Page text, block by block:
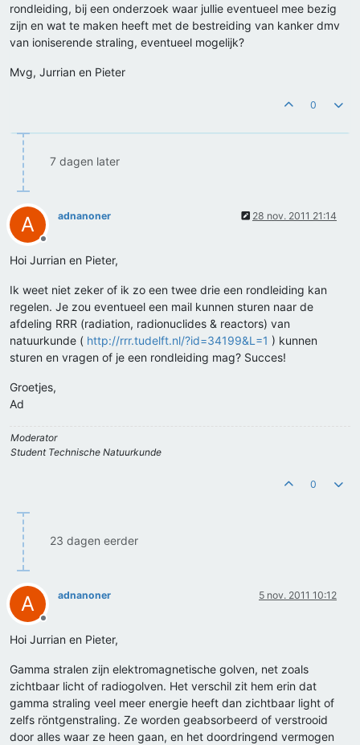
rondleiding, bij een onderzoek waar jullie eventueel mee bezig
zijn en wat te maken heeft met de bestreiding van kanker dmv
van ioniserende straling, eventueel mogelijk?
Mvg, Jurrian en Pieter
0
7 dagen later
A
Offline
adnanoner 28 nov. 2011 21:14
Hoi Jurrian en Pieter,
Ik weet niet zeker of ik zo een twee drie een rondleiding kan
regelen. Je zou eventueel een mail kunnen sturen naar de
afdeling RRR (radiation, radionuclides & reactors) van
natuurkunde ( http://rrr.tudelft.nl/?id=34199&L=1 ) kunnen
sturen en vragen of je een rondleiding mag? Succes!
Groetjes,
Ad
Moderator
Student Technische Natuurkunde
0
23 dagen eerder
A
Offline
adnanoner 5 nov. 2011 10:12
Hoi Jurrian en Pieter,
Gamma stralen zijn elektromagnetische golven, net zoals
zichtbaar licht of radiogolven. Het verschil zit hem erin dat
gamma straling veel meer energie heeft dan zichtbaar light of
zelfs röntgenstraling. Ze worden geabsorbeerd of verstrooid
door alles waar ze heen gaan, en het doordringend vermogen